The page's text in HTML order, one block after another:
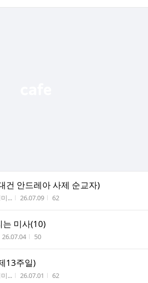
건 안드레아 사제 순교자)
... 작성시간
26.07.09 조회수
62
는 미사(10)
작성시간
26.07.04 조회수
50
13주일)
... 작성시간
26.07.01 조회수
62